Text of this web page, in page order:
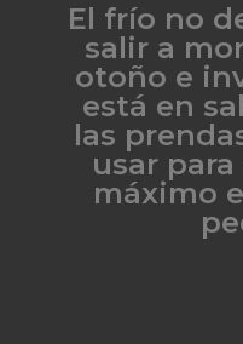
El frío no
salir a
otoño e
está en
las
usar
máximo